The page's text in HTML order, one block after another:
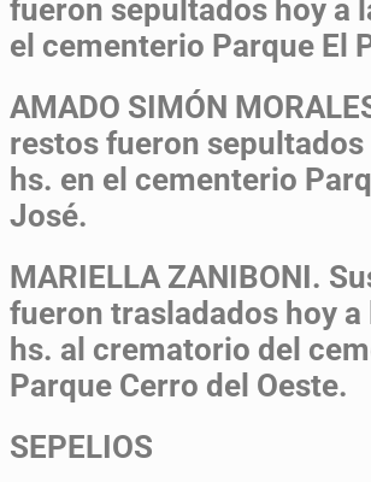
fueron sepultados hoy a
el cementerio Parque El
AMADO SIMÓN
restos fueron sepultados
hs. en el cementerio
José.
MARIELLA ZANIBONI.
fueron trasladados hoy a
hs. al crematorio del
Parque Cerro del Oeste.
SEPELIOS